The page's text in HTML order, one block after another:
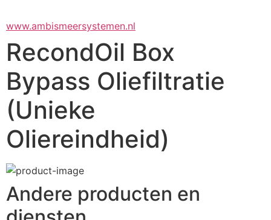
www.ambismeersystemen.nl
RecondOil Box
Bypass Oliefiltratie
(Unieke
Oliereindheid)
Andere producten en